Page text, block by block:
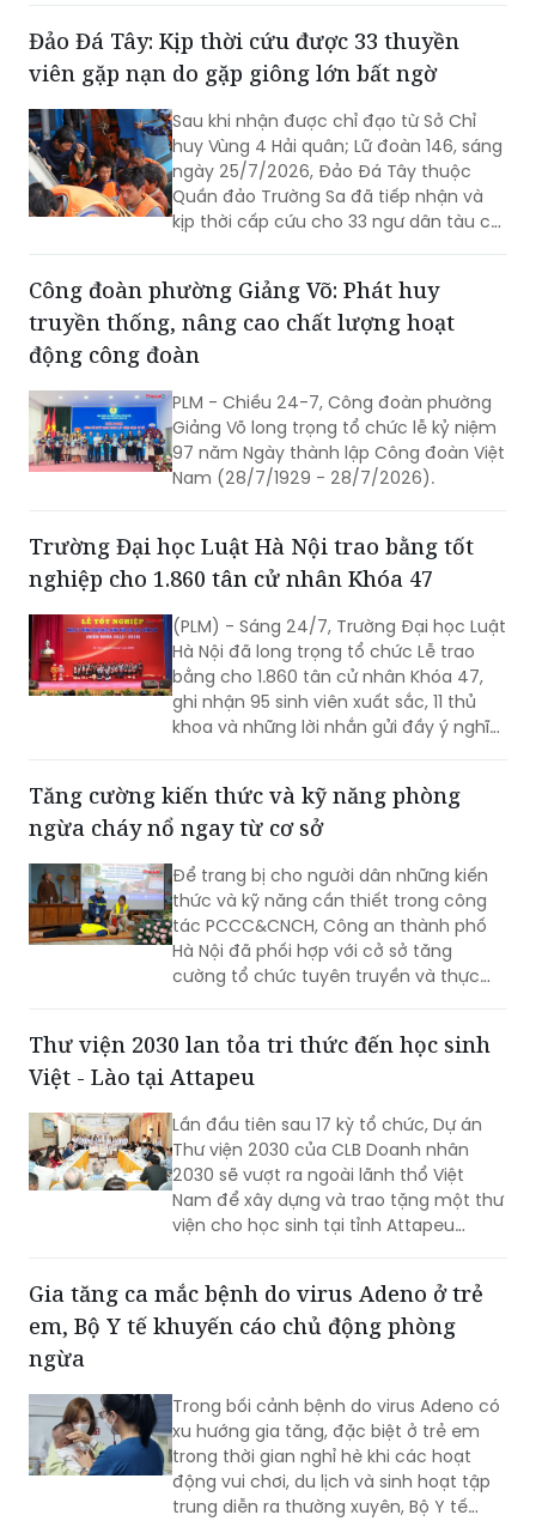
(27/7/1947 - 27/7/2026). Hoạt động
nhằm tri ân những người đã anh dũng
đồng thời khơi dậy tinh thần yêu nước
của các thế hệ hôm nay.
Đảo Đá Tây: Kịp thời cứu được 33 thuyền
viên gặp nạn do gặp giông lớn bất ngờ
Sau khi nhận được chỉ đạo từ Sở Chỉ
huy Vùng 4 Hải quân; Lữ đoàn 146, sáng
ngày 25/7/2026, Đảo Đá Tây thuộc
Quần đảo Trường Sa đã tiếp nhận và
kịp thời cấp cứu cho 33 ngư dân tàu cá
Công đoàn phường Giảng Võ: Phát huy
truyền thống, nâng cao chất lượng hoạt
động công đoàn
PLM - Chiều 24-7, Công đoàn phường
Giảng Võ long trọng tổ chức lễ kỷ niệm
97 năm Ngày thành lập Công đoàn Việt
Nam (28/7/1929 - 28/7/2026).
Trường Đại học Luật Hà Nội trao bằng tốt
nghiệp cho 1.860 tân cử nhân Khóa 47
(PLM) - Sáng 24/7, Trường Đại học Luật
Hà Nội đã long trọng tổ chức Lễ trao
bằng cho 1.860 tân cử nhân Khóa 47,
ghi nhận 95 sinh viên xuất sắc, 11 thủ
khoa và những lời nhắn gửi đầy ý nghĩa
Tăng cường kiến thức và kỹ năng phòng
ngừa cháy nổ ngay từ cơ sở
Để trang bị cho người dân những kiến
thức và kỹ năng cần thiết trong công
tác PCCC&CNCH, Công an thành phố
Hà Nội đã phối hợp với cở sở tăng
cường tổ chức tuyên truyền và thực
Thư viện 2030 lan tỏa tri thức đến học sinh
Việt - Lào tại Attapeu
Lần đầu tiên sau 17 kỳ tổ chức, Dự án
Thư viện 2030 của CLB Doanh nhân
2030 sẽ vượt ra ngoài lãnh thổ Việt
Nam để xây dựng và trao tặng một thư
viện cho học sinh tại tỉnh Attapeu
biệt Việt Nam - Lào.
Gia tăng ca mắc bệnh do virus Adeno ở trẻ
em, Bộ Y tế khuyến cáo chủ động phòng
ngừa
Trong bối cảnh bệnh do virus Adeno có
xu hướng gia tăng, đặc biệt ở trẻ em
trong thời gian nghỉ hè khi các hoạt
động vui chơi, du lịch và sinh hoạt tập
trung diễn ra thường xuyên, Bộ Y tế